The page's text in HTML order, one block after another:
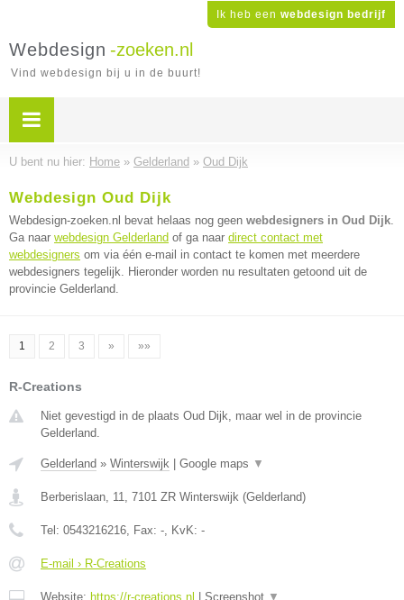
Ik heb een webdesign bedrijf
Webdesign -zoeken.nl
Vind webdesign bij u in de buurt!
U bent nu hier: Home » Gelderland » Oud Dijk
Webdesign Oud Dijk
Webdesign-zoeken.nl bevat helaas nog geen webdesigners in Oud Dijk.
Ga naar webdesign Gelderland of ga naar direct contact met
webdesigners om via één e-mail in contact te komen met meerdere
webdesigners tegelijk. Hieronder worden nu resultaten getoond uit de
provincie Gelderland.
1 2 3 » »»
R-Creations
Niet gevestigd in de plaats Oud Dijk, maar wel in de provincie
Gelderland.
Gelderland » Winterswijk Google maps ▼
Berberislaan, 11, 7101 ZR Winterswijk (Gelderland)
Tel: 0543216216, Fax: -, KvK: -
E-mail › R-Creations
Website: https://r-creations.nl Screenshot ▼